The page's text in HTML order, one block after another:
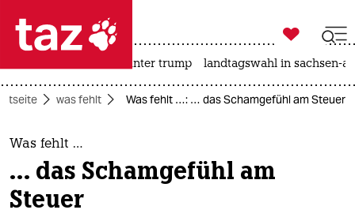
 taz zahl ich
taz zahl ich
themen
politik
öko

taz zahl ich
usa unter trump landtagswahl in sachsen-
was fehlt Was fehlt …: … das Schamgefühl am Steuer
Was fehlt …
… das Schamgefühl am
Steuer